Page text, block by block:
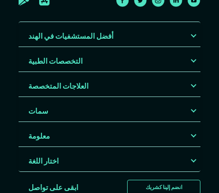
أفضل المستشفيات في الهند
التخصصات الطبية
العلاجات المتخصصة
سمات
معلومة
اختار اللغة
انضم إلينا كشريك ابقى على تواصل